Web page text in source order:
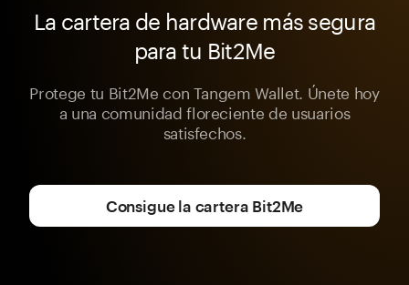
La cartera de hardware más segura
para tu Bit2Me
Protege tu Bit2Me con Tangem Wallet. Únete hoy
a una comunidad floreciente de usuarios
satisfechos.
Consigue la cartera Bit2Me